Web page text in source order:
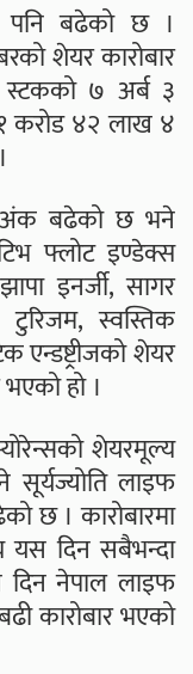
पनि बढेको छ ।
शेयर कारोबार
७ अर्ब ३
करोड ४२ लाख ४
अंक बढेको छ भने
फ्लोट इण्डेक्स
इनर्जी, सागर
टुरिजम, स्वस्तिक
एन्डष्ट्रीजको शेयर
हो ।
शेयरमूल्य
लाइफ
छ । कारोबारमा
यस दिन सबैभन्दा
नेपाल लाइफ
कारोबार भएको